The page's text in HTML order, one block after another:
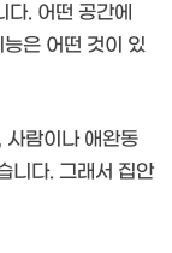
. 어떤 공간에
은 어떤 것이 있
람이나 애완동
니다. 그래서 집안